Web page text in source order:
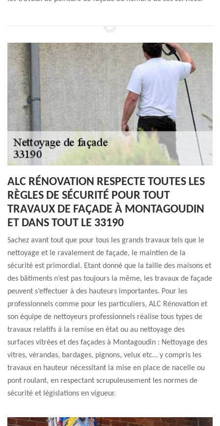
ALC RÉNOVATION RESPECTE TOUTES LES
RÈGLES DE SÉCURITÉ POUR TOUT
TRAVAUX DE FAÇADE À MONTAGOUDIN
ET DANS TOUT LE 33190
Sachez avant tout que pour tous les grands travaux tels que le
nettoyage et le ravalement de façade, le maintien de la
sécurité est primordial. Etant donné que la taille des maisons et
des bâtiments n’est pas toujours la même, les travaux de façade
peuvent s’effectuer à des hauteurs importantes. Pour les
professionnels comme pour les particuliers, ALC Rénovation et
son équipe de nettoyeurs professionnels réalise tous types de
travaux relatifs à la remise en état ou au nettoyage des
surfaces vitrées et des façades à Montagoudin : Nettoyage des
vitres, vérandas, bardages, pignons, velux etc… y compris les
travaux en hauteur nécessitant la mise en place de nacelle ou
pont roulant, en respectant scrupuleusement les normes de
sécurité et législations en vigueur.